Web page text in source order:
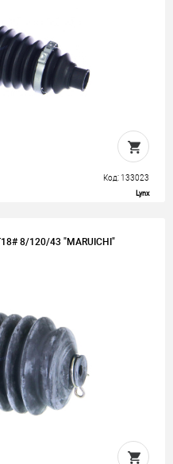
Код: 133023
Lynx
8/120/43 "MARUICHI"